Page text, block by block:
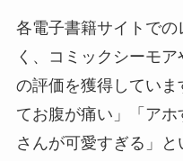
各電子書籍サイトで
く、コミックシーモ
の評価を獲得してい
てお腹が痛い」「ア
さんが可愛すぎる」